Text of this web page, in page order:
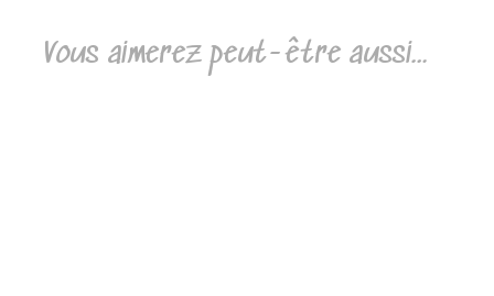
Vous aimerez peut-être aussi…